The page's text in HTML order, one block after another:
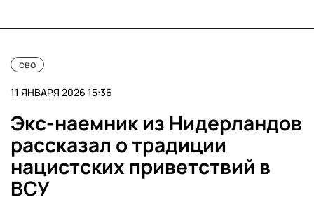
сво
11 ЯНВАРЯ 2026 15:36
Экс-наемник из Нидерландов
рассказал о традиции
нацистских приветствий в
ВСУ